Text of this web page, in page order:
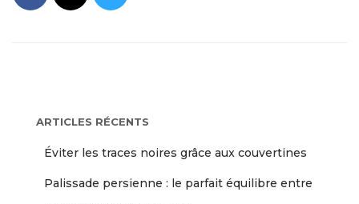
ARTICLES RÉCENTS
Éviter les traces noires grâce aux couvertines
Palissade persienne : le parfait équilibre entre